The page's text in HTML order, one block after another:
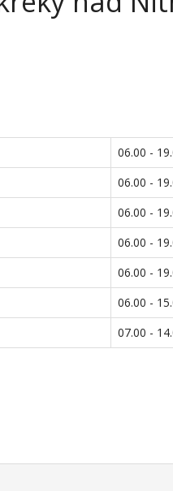
06.00 -
06.00 -
06.00 -
06.00 -
06.00 -
06.00 -
07.00 -